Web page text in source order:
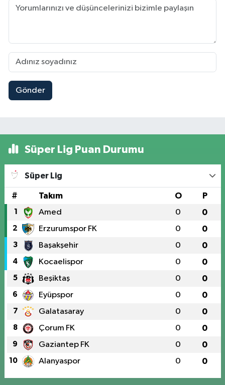
Gönder
Süper Lig Puan Durumu
Süper Lig
# Takım O P
1 Amed 0 0
2 Erzurumspor FK 0 0
3 Başakşehir 0 0
4 Kocaelispor 0 0
5 Beşiktaş 0 0
6 Eyüpspor 0 0
7 Galatasaray 0 0
8 Çorum FK 0 0
9 Gaziantep FK 0 0
10 Alanyaspor 0 0